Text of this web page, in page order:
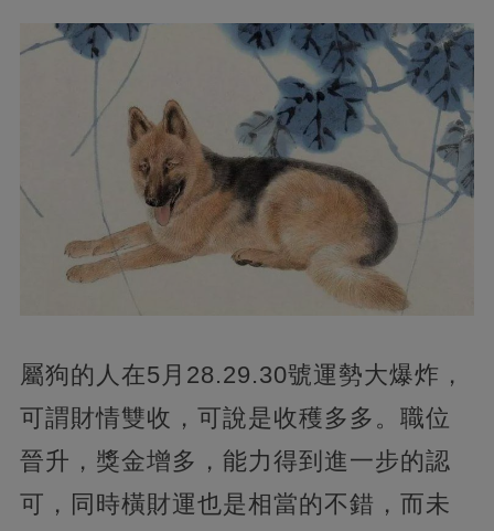
屬狗的人在5月28.29.30號運勢大爆炸，
可謂財情雙收，可說是收穫多多。職位
晉升，獎金增多，能力得到進一步的認
可，同時橫財運也是相當的不錯，而未